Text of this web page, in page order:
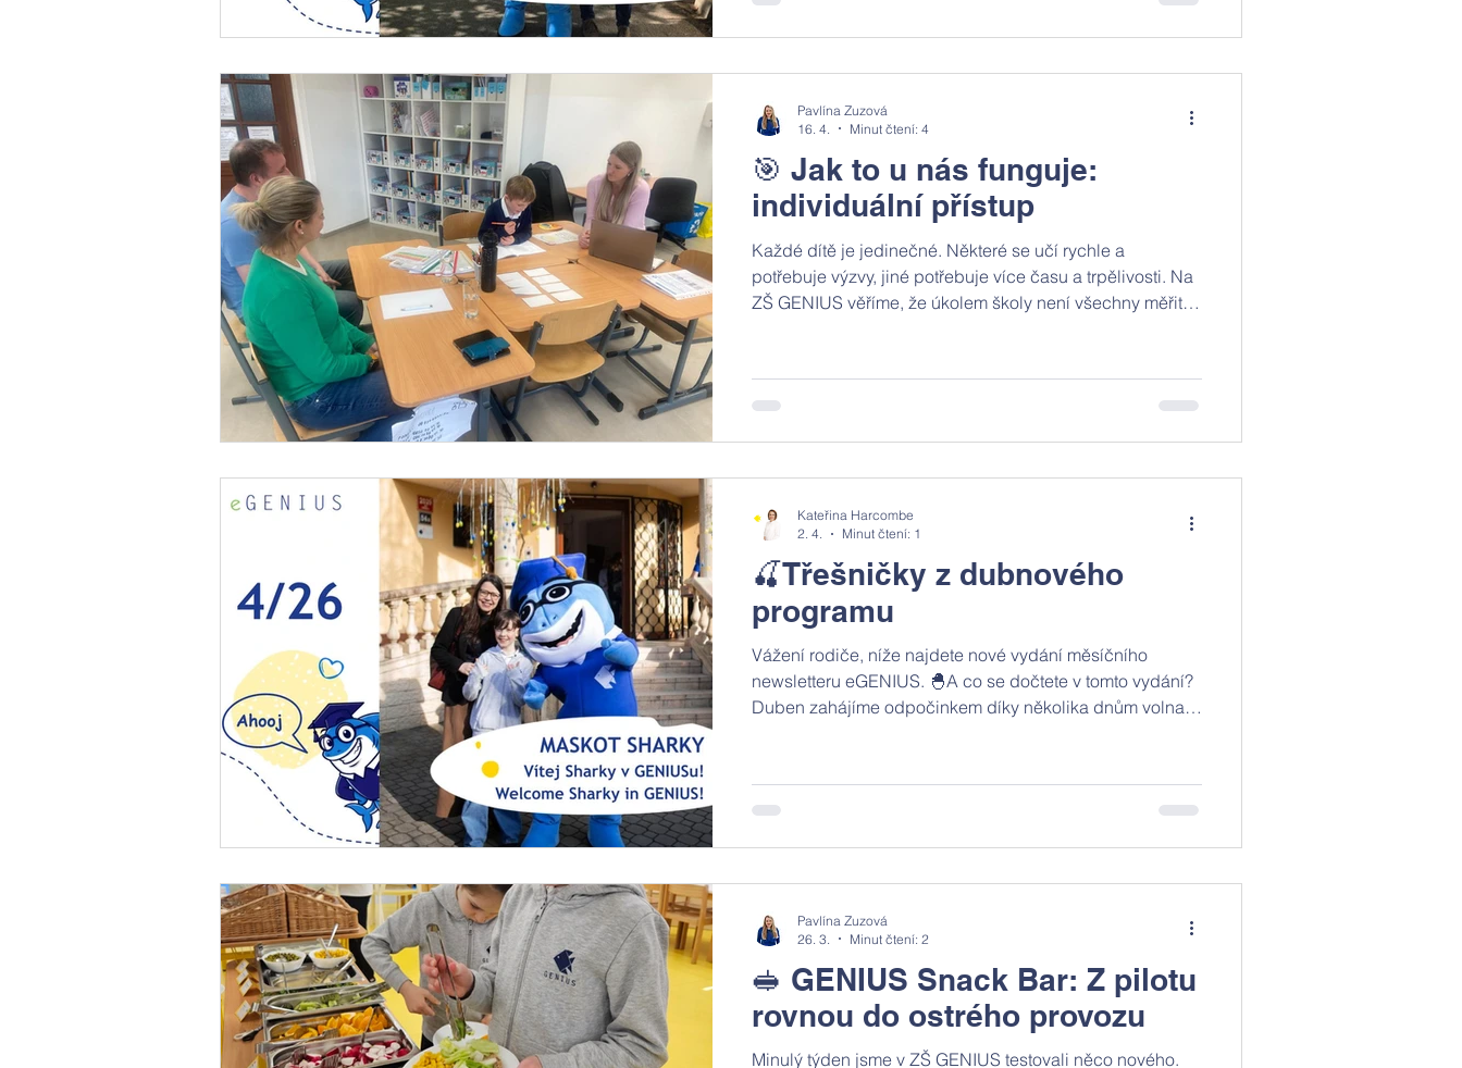
🎯 Jak to u nás funguje:
individuální přístup
Každé dítě je jedinečné. Některé se učí rychle a
potřebuje výzvy, jiné potřebuje více času a trpělivosti. Na
ZŠ GENIUS věříme, že úkolem školy není všechny měřit
Pavlína Zuzová
16. 4.
Minut čtení: 4
🍒Třešničky z dubnového
programu
Vážení rodiče, níže najdete nové vydání měsíčního
newsletteru eGENIUS. 🐣A co se dočtete v tomto vydání?
Duben zahájíme odpočinkem díky několika dnům volna
navštíví hasičské stanice ve svém okolí, nebo také
společně zhlédnou divadelní představení. Na základní
zúčastní
Kateřina Harcombe
2. 4.
Minut čtení: 1
🥪 GENIUS Snack Bar: Z pilotu
rovnou do ostrého provozu
Minulý týden jsme v ZŠ GENIUS testovali něco nového.
Pavlína Zuzová
26. 3.
Minut čtení: 2